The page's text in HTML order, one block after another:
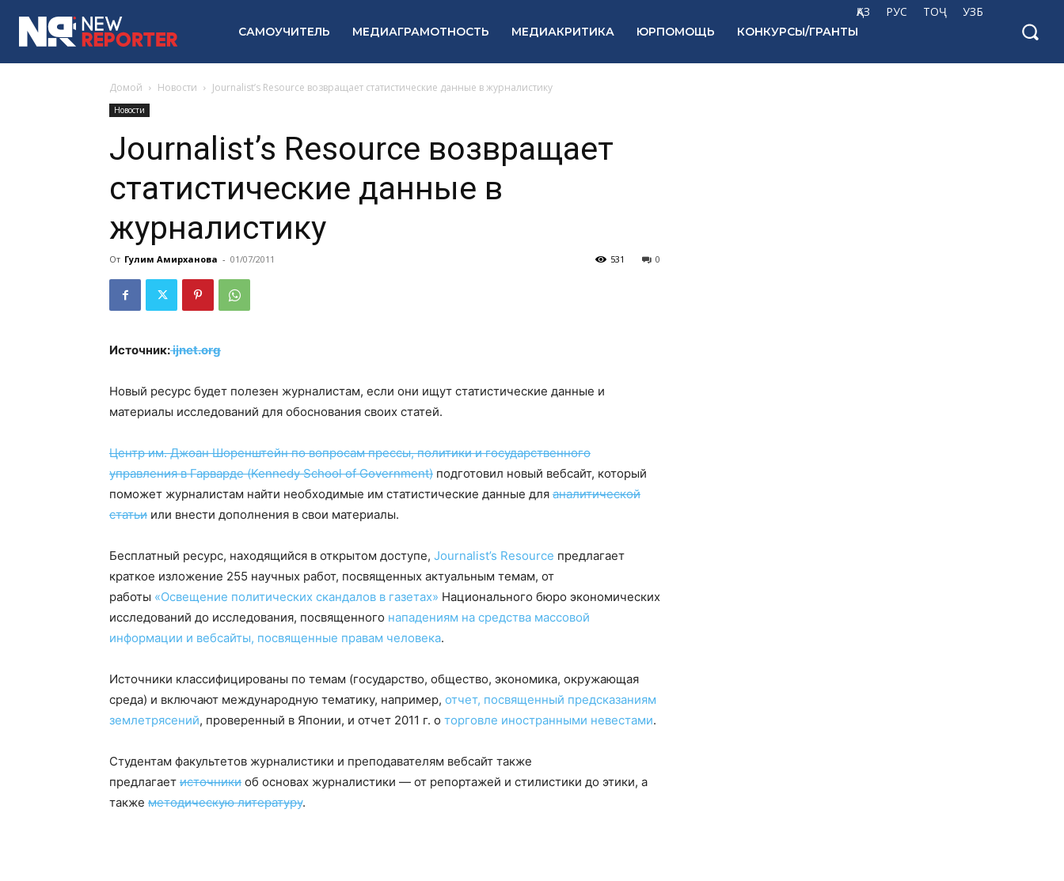
ҚАЗ РУС ТОҶ УЗБ
САМОУЧИТЕЛЬ МЕДИАГРАМОТНОСТЬ МЕДИАКРИТИКА ЮРПОМОЩЬ КОНКУРСЫ/ГРАНТЫ
Домой Новости Journalist’s Resource возвращает статистические данные в журналистику
Новости
Journalist’s Resource возвращает
статистические данные в
журналистику
От Гулим Амирханова - 01/07/2011 0
531
Источник:ijnet.org
Новый ресурс будет полезен журналистам, если они ищут статистические данные и
материалы исследований для обоснования своих статей.
Центр им. Джоан Шоренштейн по вопросам прессы, политики и государственного
управления в Гарварде (Kennedy School of Government) подготовил новый вебсайт, который
поможет журналистам найти необходимые им статистические данные для аналитической
статьи или внести дополнения в свои материалы.
Бесплатный ресурс, находящийся в открытом доступе, Journalist’s Resource предлагает
краткое изложение 255 научных работ, посвященных актуальным темам, от
работы «Освещение политических скандалов в газетах» Национального бюро экономических
исследований до исследования, посвященного нападениям на средства массовой
информации и вебсайты, посвященные правам человека.
Источники классифицированы по темам (государство, общество, экономика, окружающая
среда) и включают международную тематику, например, отчет, посвященный предсказаниям
землетрясений, проверенный в Японии, и отчет 2011 г. о торговле иностранными невестами.
Студентам факультетов журналистики и преподавателям вебсайт также
предлагает источники об основах журналистики — от репортажей и стилистики до этики, а
также методическую литературу.